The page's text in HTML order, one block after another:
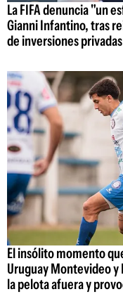
La FIFA denuncia "un
Gianni Infantino, tras
de inversiones privadas
El insólito momento
Uruguay Montevideo y
la pelota afuera y